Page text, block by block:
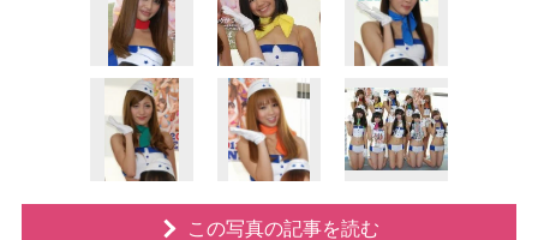
この写真の記事を読む